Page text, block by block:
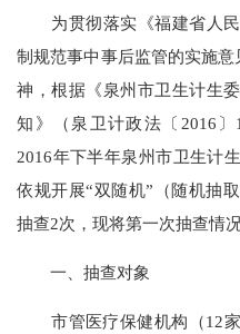
为贯彻落实《福建省人
制规范事中事后监管的实施意
神，根据《泉州市卫生计生
知》（泉卫计政法〔 2016 〕
2016年下半年泉州市卫生计
依规开展“双随机”（随机抽
抽查2次，现将第一次抽查情
一、抽查对象
市管医疗保健机构（12